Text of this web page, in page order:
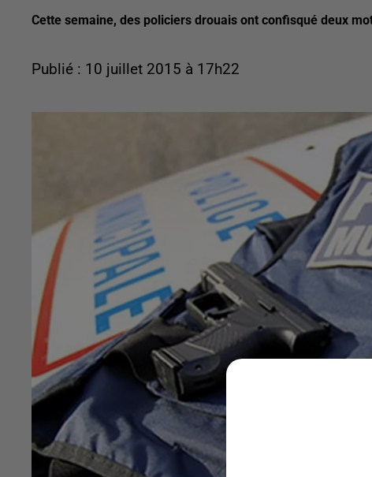
Cette semaine, des policiers drouais ont confisqué deux
Publié : 10 juillet 2015 à 17h22